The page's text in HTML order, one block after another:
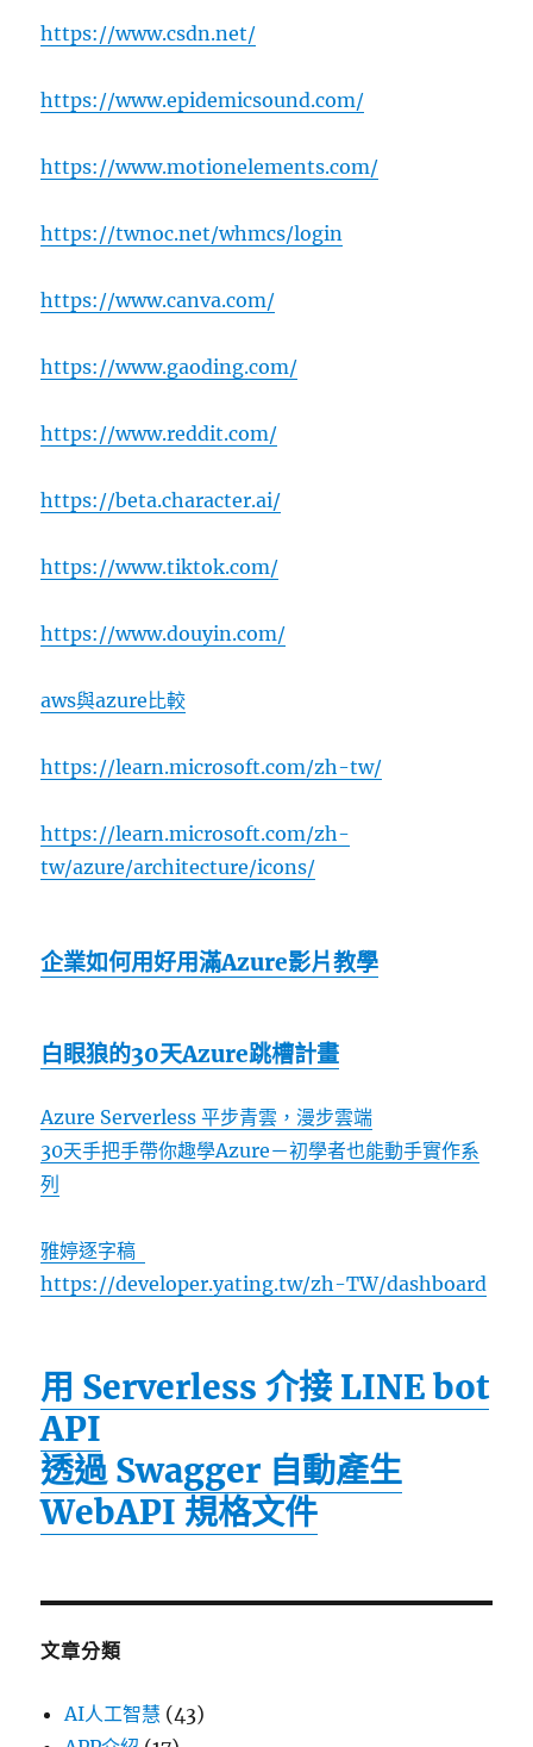
https://www.csdn.net/
https://www.epidemicsound.com/
https://www.motionelements.com/
https://twnoc.net/whmcs/login
https://www.canva.com/
https://www.gaoding.com/
https://www.reddit.com/
https://beta.character.ai/
https://www.tiktok.com/
https://www.douyin.com/
aws與azure比較
https://learn.microsoft.com/zh-tw/
https://learn.microsoft.com/zh-
tw/azure/architecture/icons/
企業如何用好用滿Azure影片教學
白眼狼的30天Azure跳槽計畫
Azure Serverless 平步青雲，漫步雲端
30天手把手帶你趣學Azure－初學者也能動手實作系
列
雅婷逐字稿
https://developer.yating.tw/zh-TW/dashboard
用 Serverless 介接 LINE bot
API
透過 Swagger 自動產生
WebAPI 規格文件
文章分類
AI人工智慧 (43)